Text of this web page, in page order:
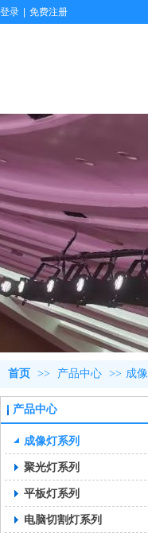
登录 免费注册
首页 >> 产品中心 >> 成
产品中心
成像灯系列
聚光灯系列
平板灯系列
电脑切割灯系列